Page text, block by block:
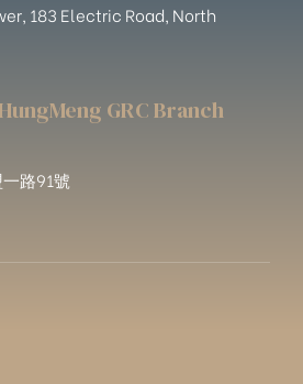
183 Electric Road, North
GRC Branch
路91號